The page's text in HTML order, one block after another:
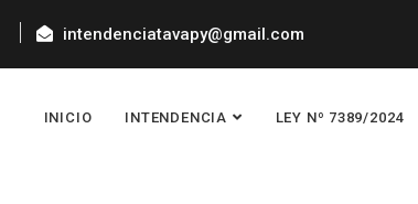
intendenciatavapy@gmail.com
INICIO INTENDENCIA LEY Nº 7389/2024